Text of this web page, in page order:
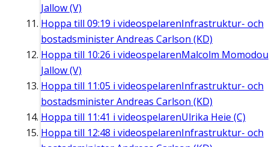
Jallow (V)
Hoppa till 09:19 i videospelarenInfrastruktur- och
bostadsminister Andreas Carlson (KD)
Hoppa till 10:26 i videospelarenMalcolm Momodou
Jallow (V)
Hoppa till 11:05 i videospelarenInfrastruktur- och
bostadsminister Andreas Carlson (KD)
Hoppa till 11:41 i videospelarenUlrika Heie (C)
Hoppa till 12:48 i videospelarenInfrastruktur- och